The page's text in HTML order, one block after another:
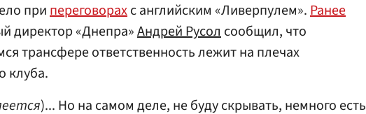
припереговорахс английским «Ливерпулем».Ранее
директор «Днепра»Андрей Русолсообщил, что
трансфере ответственность лежит на плечах
клуба.
)... Но на самом деле, не буду скрывать, немного есть